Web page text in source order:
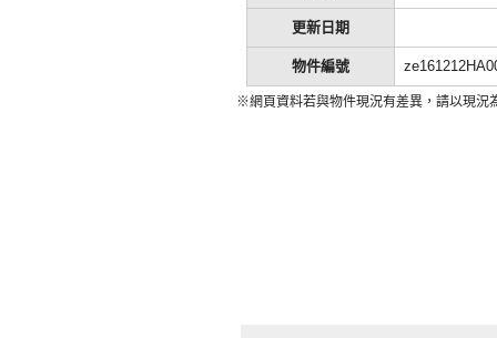
更新日期
物件編號
※網頁資料若與物件現況有差異，請以現況